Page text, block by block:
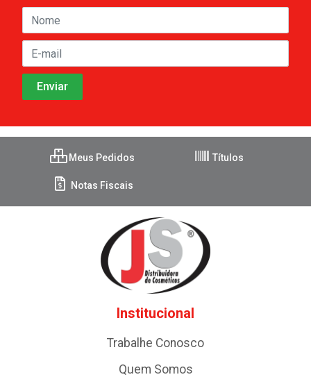
Meus Pedidos Títulos
Notas Fiscais
Institucional
Trabalhe Conosco
Quem Somos